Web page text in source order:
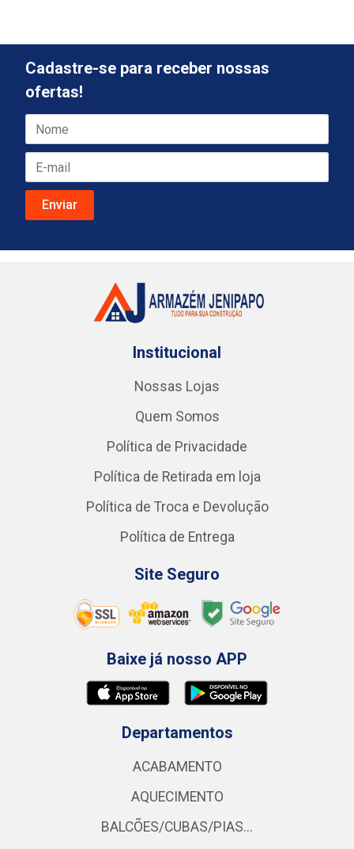
Cadastre-se para receber nossas
ofertas!
Institucional
Nossas Lojas
Quem Somos
Política de Privacidade
Política de Retirada em loja
Política de Troca e Devolução
Política de Entrega
Site Seguro
Baixe já nosso APP
Departamentos
ACABAMENTO
AQUECIMENTO
BALCÕES/CUBAS/PIAS...